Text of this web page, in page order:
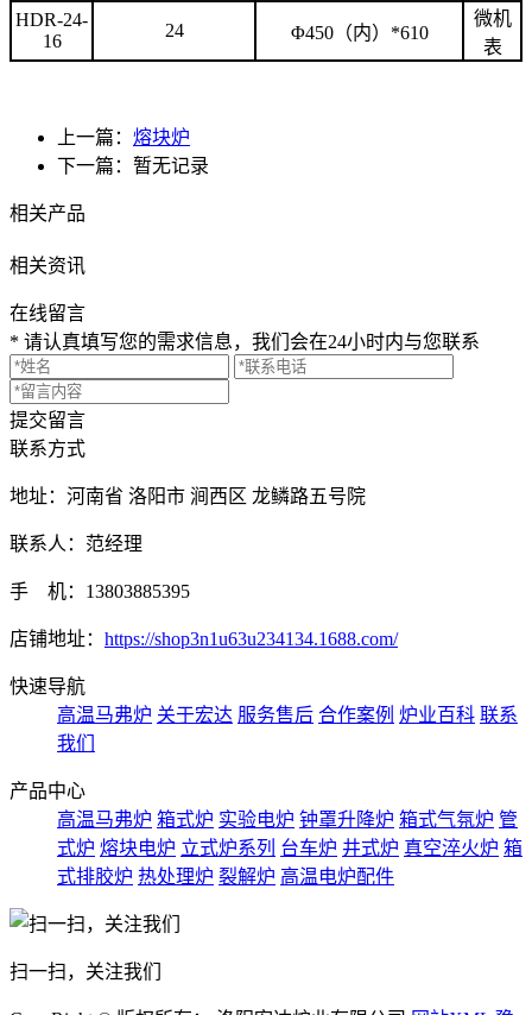
HDR-24-
16
24 Φ450（内）*610
微机
表
上一篇： 熔块炉
下一篇：暂无记录
相关产品
相关资讯
在线留言
* 请认真填写您的需求信息，我们会在24小时内与您联系
提交留言
联系方式
地址：河南省 洛阳市 涧西区 龙鳞路五号院
联系人：范经理
手 机：13803885395
店铺地址： https://shop3n1u63u234134.1688.com/
快速导航
高温马弗炉 关于宏达 服务售后 合作案例 炉业百科 联系
我们
产品中心
高温马弗炉 箱式炉 实验电炉 钟罩升降炉 箱式气氛炉 管
式炉 熔块电炉 立式炉系列 台车炉 井式炉 真空淬火炉 箱
式排胶炉 热处理炉 裂解炉 高温电炉配件
扫一扫，关注我们